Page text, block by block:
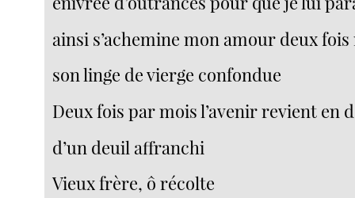
ainsi s’achemine mon amour deux
son linge de vierge confondue
Deux fois par mois l’avenir revient en
d’un deuil affranchi
Vieux frère, ô récolte